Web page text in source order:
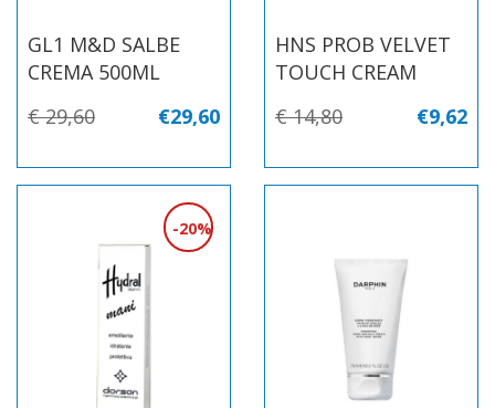
GL1 M&D SALBE
CREMA 500ML
€29,60
€ 29,60
HNS PROB VELVET
TOUCH CREAM
€ 14,80 €9,62
20%